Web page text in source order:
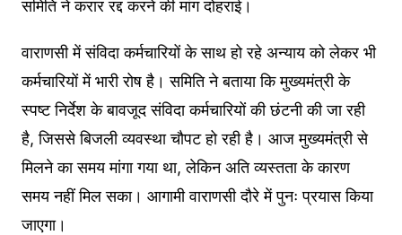
समिति ने करार रद्द करने की मांग दोहराई।
वाराणसी में संविदा कर्मचारियों के साथ हो रहे अन्याय को लेकर भी
कर्मचारियों में भारी रोष है। समिति ने बताया कि मुख्यमंत्री के
स्पष्ट निर्देश के बावजूद संविदा कर्मचारियों की छंटनी की जा रही
है, जिससे बिजली व्यवस्था चौपट हो रही है। आज मुख्यमंत्री से
मिलने का समय मांगा गया था, लेकिन अति व्यस्तता के कारण
समय नहीं मिल सका। आगामी वाराणसी दौरे में पुनः प्रयास किया
जाएगा।